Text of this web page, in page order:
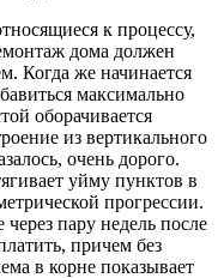
к процессу,
дома должен
Когда же начинается
максимально
оборачивается
из вертикального
очень дорого.
уйму пунктов в
прогрессии.
пару недель после
причем без
в корне показывает